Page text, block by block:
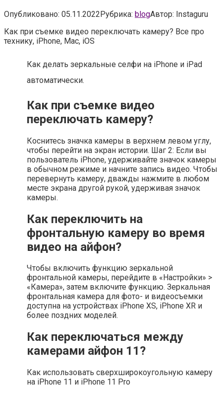
Опубликовано: 05.11.2022Рубрика: blogАвтор: Instaguru
Как при съемке видео переключать камеру? Все про
технику, iPhone, Mac, iOS
Как делать зеркальные селфи на iPhone и iPad
автоматически.
Как при съемке видео
переключать камеру?
Коснитесь значка камеры в верхнем левом углу,
чтобы перейти на экран истории. Шаг 2: Если вы
пользователь iPhone, удерживайте значок камеры
в обычном режиме и начните запись видео. Чтобы
перевернуть камеру, дважды нажмите в любом
месте экрана другой рукой, удерживая значок
камеры.
Как переключить на
фронтальную камеру во время
видео на айфон?
Чтобы включить функцию зеркальной
фронтальной камеры, перейдите в «Настройки» >
«Камера», затем включите функцию. Зеркальная
фронтальная камера для фото- и видеосъемки
доступна на устройствах iPhone XS, iPhone XR и
более поздних моделей.
Как переключаться между
камерами айфон 11?
Как использовать сверхширокоугольную камеру
на iPhone 11 и iPhone 11 Pro